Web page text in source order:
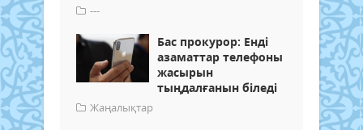
---
Бас прокурор: Енді
азаматтар телефоны
жасырын
тыңдалғанын біледі
Жаңалықтар